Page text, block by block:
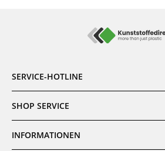
SERVICE-HOTLINE
SHOP SERVICE
INFORMATIONEN